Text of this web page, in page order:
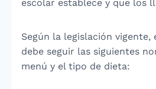
escolar establece y que los
Según la legislación vigente,
debe seguir las siguientes
menú y el tipo de dieta: